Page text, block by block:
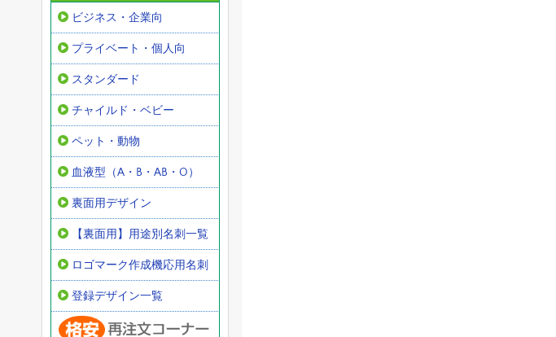
ビジネス・企業向
プライベート・個人向
スタンダード
チャイルド・ベビー
ペット・動物
血液型（A・B・AB・O）
裏面用デザイン
【裏面用】用途別名刺一覧
ロゴマーク作成機応用名刺
登録デザイン一覧